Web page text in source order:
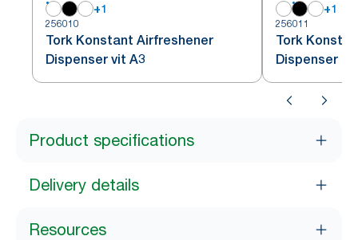
+1
256010
Tork Konstant Airfreshener
Dispenser vit A3
+1
256011
Tork
Dispenser
Product specifications
Delivery details
Resources